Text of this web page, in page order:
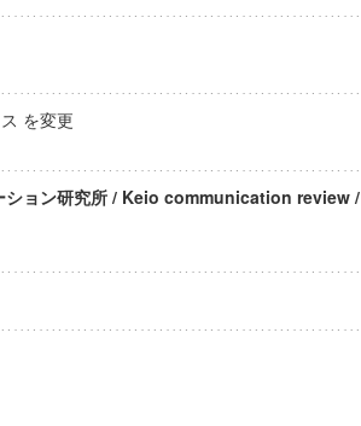
を変更
ション研究所 / Keio communication review /